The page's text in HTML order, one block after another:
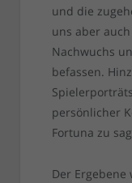
und die
uns aber
Nachwuchs
befassen.
persönlicher
Fortuna zu
Der